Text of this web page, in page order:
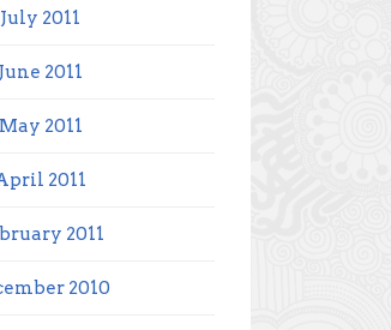
July 2011
June 2011
May 2011
2011
2011
2010